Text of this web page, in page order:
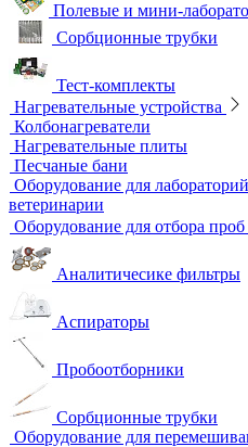
Полевые и мини-
Сорбционные трубки
Тест-комплекты
Нагревательные
Колбонагреватели
Нагревательные плиты
промышленности и ветеринарии
Оборудование для отбора
Аналитичесике фильтры